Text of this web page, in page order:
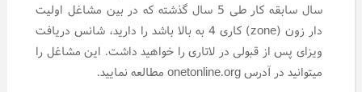
سال سابقه کار طی 5 سال گذشته که در بین مشاغل اولیت
دار زون (zone) کاری 4 به بالا باشد را دارید، شانس دریافت
ویزای پس از قبولی در لاتاری را خواهید داشت. این مشاغل را
میتوانید در آدرس onetonline.org مطالعه نمایید.